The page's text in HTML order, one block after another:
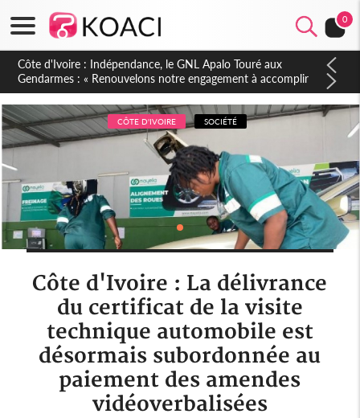
0
Sierra Leone : Un projet de réforme constitutionnelle en
gestation, points clés des amendements, un exclu d'avance
CÔTE D'IVOIRE SOCIÉTÉ
Côte d'Ivoire : La délivrance
du certificat de la visite
technique automobile est
désormais subordonnée au
paiement des amendes
vidéoverbalisées